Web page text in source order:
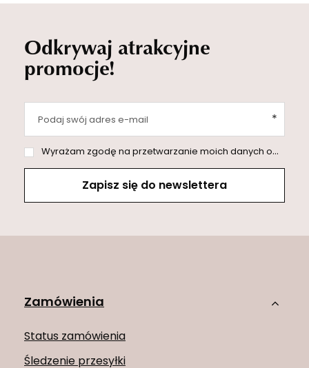
Odkrywaj atrakcyjne
promocje!
Podaj swój adres e-mail
Wyrażam zgodę na przetwarzanie moich danych osobowych (adres e-mail) na potrzeby wysyłki newslettera z informacją handlową (marketing). Więcej w
Zapisz się do newslettera
Zamówienia
Status zamówienia
Śledzenie przesyłki